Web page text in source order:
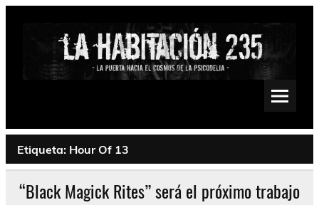
Saltar
Psychedelic, Stoner, Doom, Sludge, Fuzz, Space, Drone
Etiqueta: Hour Of 13
“Black Magick Rites” será el próximo trabajo